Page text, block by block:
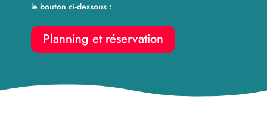
le bouton ci-dessous :
Planning et réservation